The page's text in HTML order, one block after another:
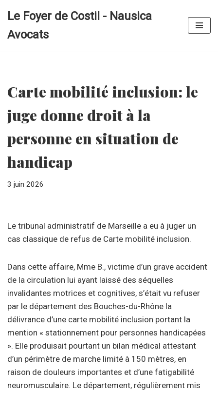
au
Le Foyer de Costil - Nausica
Avocats
Carte mobilité inclusion: le
juge donne droit à la
personne en situation de
handicap
3 juin 2026
Le tribunal administratif de Marseille a eu à juger un
cas classique de refus de Carte mobilité inclusion.
Dans cette affaire, Mme B., victime d’un grave accident
de la circulation lui ayant laissé des séquelles
invalidantes motrices et cognitives, s’était vu refuser
par le département des Bouches-du-Rhône la
délivrance d’une carte mobilité inclusion portant la
mention « stationnement pour personnes handicapées
». Elle produisait pourtant un bilan médical attestant
d’un périmètre de marche limité à 150 mètres, en
raison de douleurs importantes et d’une fatigabilité
neuromusculaire. Le département, régulièrement mis